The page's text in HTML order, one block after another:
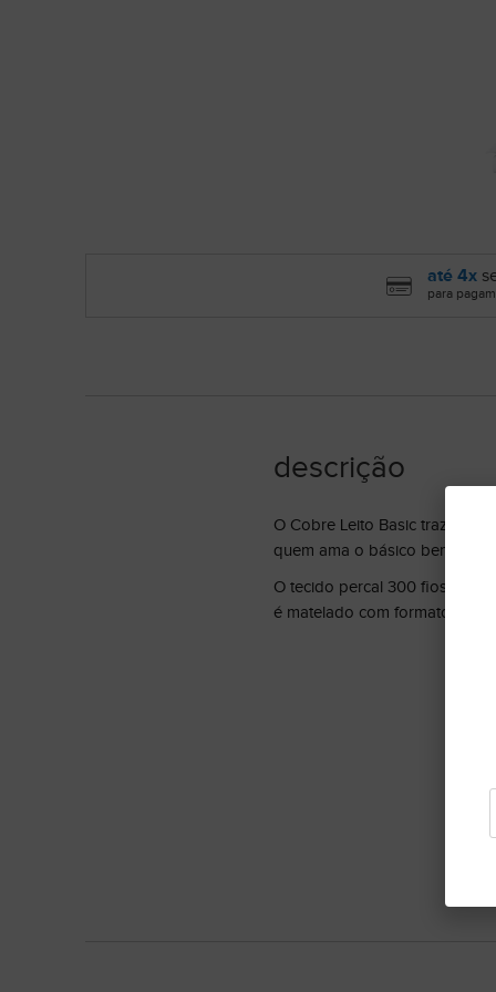
até 4x
para
descrição
O Cobre Leito Basic traz todo
quem ama o básico bem feito.
O tecido percal 300 fios tem
é matelado com formato